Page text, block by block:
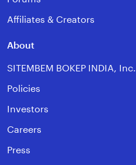
Affiliates & Creators
About
SITEMBEM BOKEP INDIA, Inc.
Policies
Investors
Careers
Press